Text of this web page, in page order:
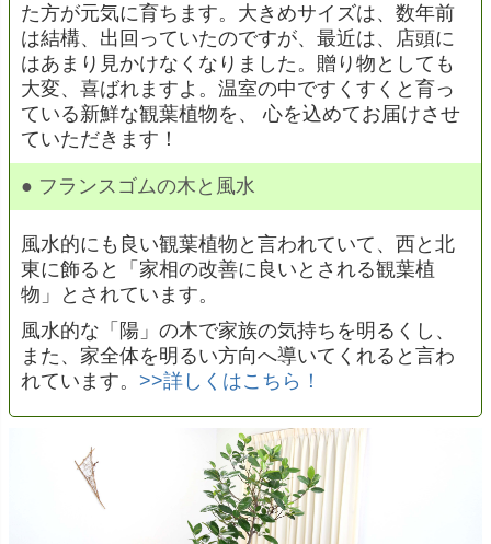
た方が元気に育ちます。大きめサイズは、数年前
は結構、出回っていたのですが、最近は、店頭に
はあまり見かけなくなりました。贈り物としても
大変、喜ばれますよ。温室の中ですくすくと育っ
ている新鮮な観葉植物を、 心を込めてお届けさせ
ていただきます！
● フランスゴムの木と風水
風水的にも良い観葉植物と言われていて、西と北
東に飾ると「家相の改善に良いとされる観葉植
物」とされています。
風水的な「陽」の木で家族の気持ちを明るくし、
また、家全体を明るい方向へ導いてくれると言わ
れています。 >>詳しくはこちら！